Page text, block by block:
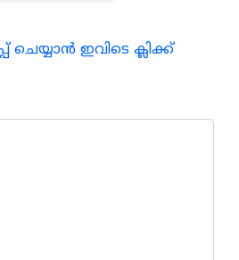
ഇവിടെ ക്ലിക്ക്